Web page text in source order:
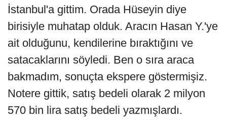
İstanbul'a gittim. Orada Hüseyin diye
birisiyle muhatap olduk. Aracın Hasan Y.'ye
ait olduğunu, kendilerine bıraktığını ve
satacaklarını söyledi. Ben o sıra araca
bakmadım, sonuçta ekspere göstermişiz.
Notere gittik, satış bedeli olarak 2 milyon
570 bin lira satış bedeli yazmışlardı.